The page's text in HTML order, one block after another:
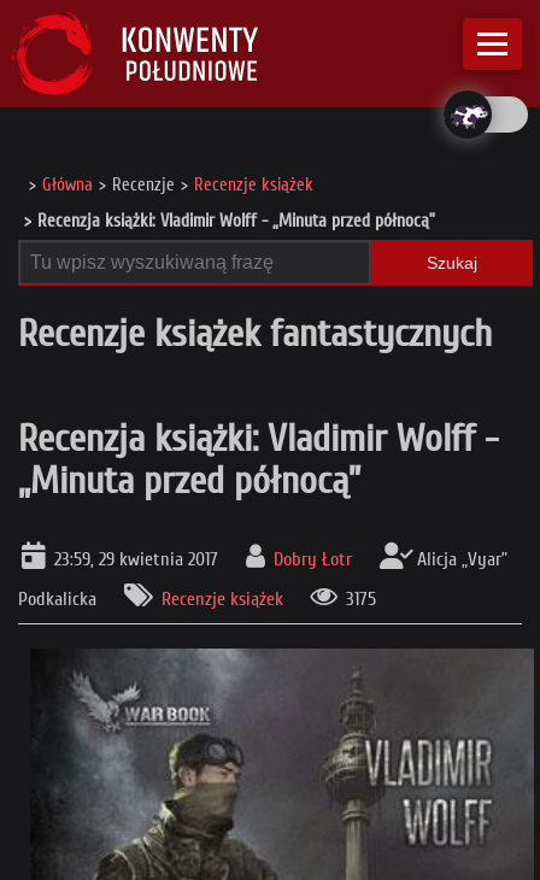
Główna Recenzje
Recenzje książek
Recenzja książki: Vladimir Wolff - „Minuta przed północą”
Szukaj
Recenzje książek fantastycznych
Recenzja książki: Vladimir Wolff -
„Minuta przed północą”
23:59, 29 kwietnia 2017 Dobry Łotr
Alicja „Vyar”
Podkalicka
Recenzje książek 3175